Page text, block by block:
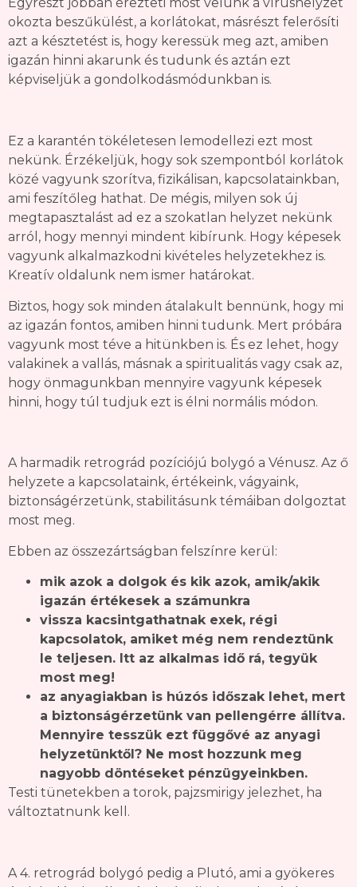
Egyrészt jobban érezteti most velünk a vírushelyzet
okozta beszűkülést, a korlátokat, másrészt felerősíti
azt a késztetést is, hogy keressük meg azt, amiben
igazán hinni akarunk és tudunk és aztán ezt
képviseljük a gondolkodásmódunkban is.
Ez a karantén tökéletesen lemodellezi ezt most
nekünk. Érzékeljük, hogy sok szempontból korlátok
közé vagyunk szorítva, fizikálisan, kapcsolatainkban,
ami feszítőleg hathat. De mégis, milyen sok új
megtapasztalást ad ez a szokatlan helyzet nekünk
arról, hogy mennyi mindent kibírunk. Hogy képesek
vagyunk alkalmazkodni kivételes helyzetekhez is.
Kreatív oldalunk nem ismer határokat.
Biztos, hogy sok minden átalakult bennünk, hogy mi
az igazán fontos, amiben hinni tudunk. Mert próbára
vagyunk most téve a hitünkben is. És ez lehet, hogy
valakinek a vallás, másnak a spiritualitás vagy csak az,
hogy önmagunkban mennyire vagyunk képesek
hinni, hogy túl tudjuk ezt is élni normális módon.
A harmadik retrográd pozíciójú bolygó a Vénusz. Az ő
helyzete a kapcsolataink, értékeink, vágyaink,
biztonságérzetünk, stabilitásunk témáiban dolgoztat
most meg.
Ebben az összezártságban felszínre kerül:
mik azok a dolgok és kik azok, amik/akik
igazán értékesek a számunkra
vissza kacsintgathatnak exek, régi
kapcsolatok, amiket még nem rendeztünk
le teljesen. Itt az alkalmas idő rá, tegyük
most meg!
az anyagiakban is húzós időszak lehet, mert
a biztonságérzetünk van pellengérre állítva.
Mennyire tesszük ezt függővé az anyagi
helyzetünktől? Ne most hozzunk meg
nagyobb döntéseket pénzügyeinkben.
Testi tünetekben a torok, pajzsmirigy jelezhet, ha
változtatnunk kell.
A 4. retrográd bolygó pedig a Plutó, ami a gyökeres